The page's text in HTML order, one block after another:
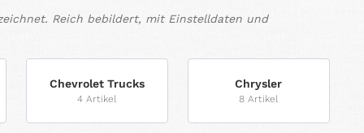
Reich bebildert, mit Einstelldaten und
Chevrolet Trucks
4 Artikel
Chrysler
8 Artikel